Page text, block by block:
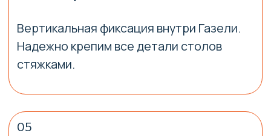
Я согласен сполитикой
конфиденциальности
Отправить